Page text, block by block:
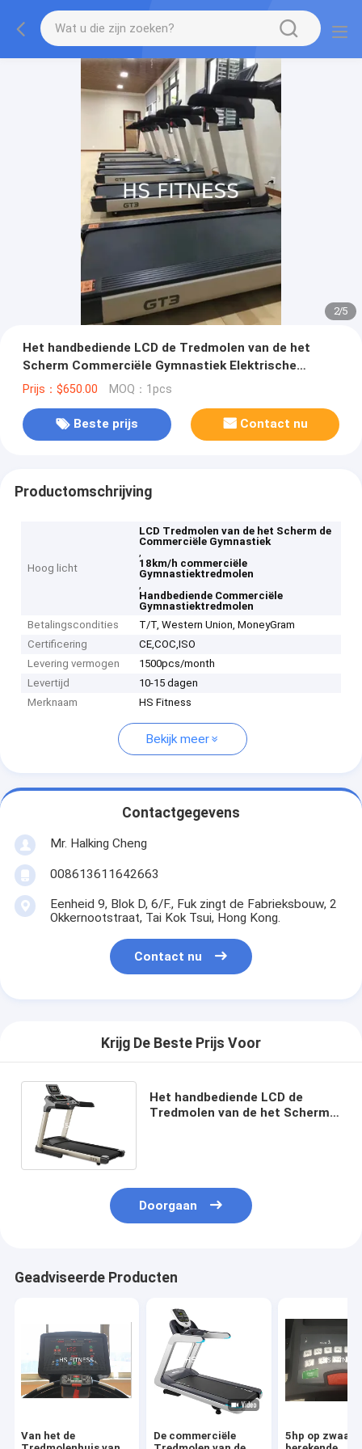
2/5
Het handbediende LCD de Tredmolen van de het
Scherm Commerciële Gymnastiek Elektrische
Drijven
Prijs：$650.00 MOQ：1pcs
Beste prijs Contact nu
Productomschrijving
Hoog licht
LCD Tredmolen van de het Scherm de
Commerciële Gymnastiek
,
18km/h commerciële
Gymnastiektredmolen
,
Handbediende Commerciële
Gymnastiektredmolen
Betalingscondities
T/T, Western Union, MoneyGram
Certificering
CE,COC,ISO
Levering vermogen
1500pcs/month
Levertijd
10-15 dagen
Merknaam
HS Fitness
Bekijk meer
Contactgegevens
Mr. Halking Cheng
008613611642663
Eenheid 9, Blok D, 6/F., Fuk zingt de Fabrieksbouw, 2
Okkernootstraat, Tai Kok Tsui, Hong Kong.
Contact nu
Krijg De Beste Prijs Voor
Het handbediende LCD de
Tredmolen van de het Scherm
Doorgaan
Geadviseerde Producten
Van het de
De commerciële
5hp op zwaar